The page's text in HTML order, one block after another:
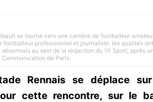
se tourne vers une carrière de footballeur
footballeur professionnel et journaliste, les qualités ont
au sein de la rédaction du 10 Sport, après un
de Paris.
Rennais se déplace
cette rencontre, sur le